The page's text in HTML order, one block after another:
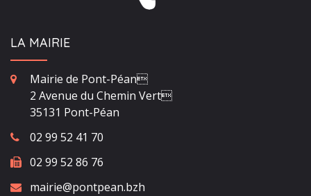
LA MAIRIE
Mairie de Pont-Péan
2 Avenue du Chemin Vert
35131 Pont-Péan
02 99 52 41 70
02 99 52 86 76
mairie@pontpean.bzh